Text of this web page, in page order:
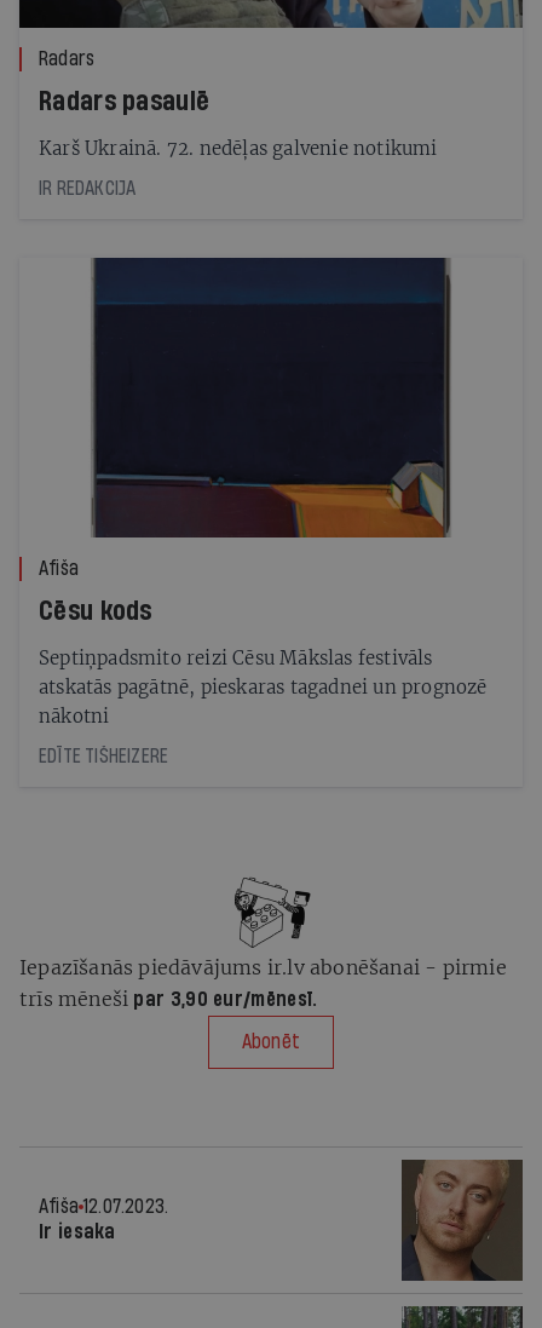
Radars
Radars pasaulē
Karš Ukrainā. 72. nedēļas galvenie notikumi
IR REDAKCIJA
Afiša
Cēsu kods
Septiņpadsmito reizi Cēsu Mākslas festivāls
atskatās pagātnē, pieskaras tagadnei un prognozē
nākotni
EDĪTE TIŠHEIZERE
Iepazīšanās piedāvājums ir.lv abonēšanai - pirmie
trīs mēneši par 3,90 eur/mēnesī.
Abonēt
Afiša 12.07.2023.
Ir iesaka